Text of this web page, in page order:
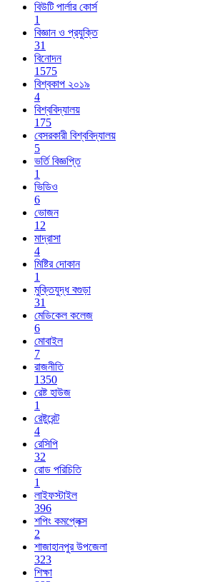
বিউটি পার্লার কোর্স
1
বিজ্ঞান ও প্রযুক্তি
31
বিনোদন
1575
বিশ্বকাপ ২০১৯
4
বিশ্ববিদ্যালয়
175
বেসরকারী বিশ্ববিদ্যালয়
5
ভর্তি বিজ্ঞপ্তি
1
ভিডিও
6
ভোজন
12
মাদ্রাসা
4
মিষ্টির দোকান
1
মুক্তিযুদ্ধ বগুড়া
31
মেডিকেল কলেজ
6
মোবাইল
7
রাজনীতি
1350
রেষ্ট হাউজ
1
রেষ্টুরেন্ট
4
রেসিপি
32
রোড পরিচিতি
1
লাইফস্টাইল
396
শপিং কমপ্লেক্স
2
শাজাহানপুর উপজেলা
323
শিক্ষা